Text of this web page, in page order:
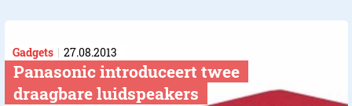
Gadgets 27.08.2013
Panasonic introduceert twee
draagbare luidspeakers